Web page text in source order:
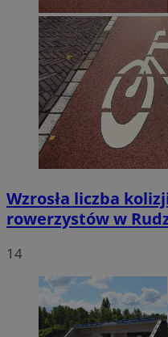
Wzrosła liczba
rowerzystów w
14